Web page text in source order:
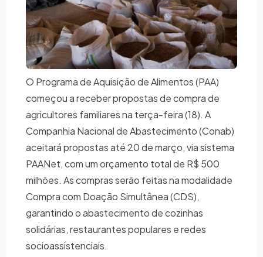
O Programa de Aquisição de Alimentos (PAA)
começou a receber propostas de compra de
agricultores familiares na terça-feira (18). A
Companhia Nacional de Abastecimento (Conab)
aceitará propostas até 20 de março, via sistema
PAANet, com um orçamento total de R$ 500
milhões. As compras serão feitas na modalidade
Compra com Doação Simultânea (CDS),
garantindo o abastecimento de cozinhas
solidárias, restaurantes populares e redes
socioassistenciais.